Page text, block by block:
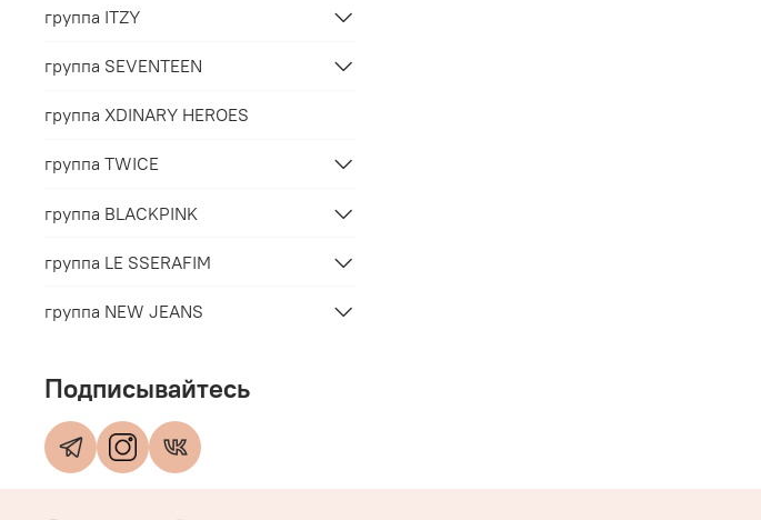
группа ITZY
группа SEVENTEEN
группа XDINARY HEROES
группа TWICE
группа BLACKPINK
группа LE SSERAFIM
группа NEW JEANS
Подписывайтесь